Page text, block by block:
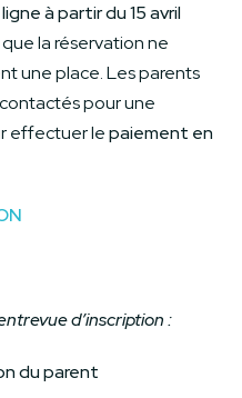
à partir du 15 avril
la réservation ne
une place. Les parents
pour une
effectuer lepaiement en
d’inscription :
du parent